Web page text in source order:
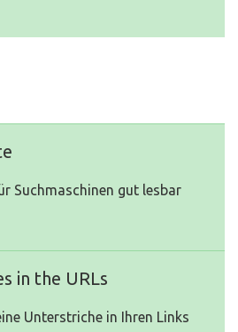
Suchmaschinen gut lesbar
in the URLs
Unterstriche in Ihren Links